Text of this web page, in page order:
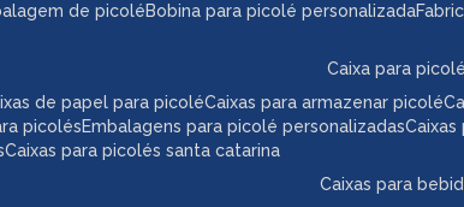
de picolé
bobina para picolé personalizada
caixa para
de papel para picolé
caixas para armazenar picolé
picolés embalagens para picolé personalizadas
caixas para picolés santa catarina
caixas para